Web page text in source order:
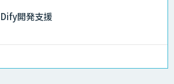
Dify開発支援
スクレイプPro